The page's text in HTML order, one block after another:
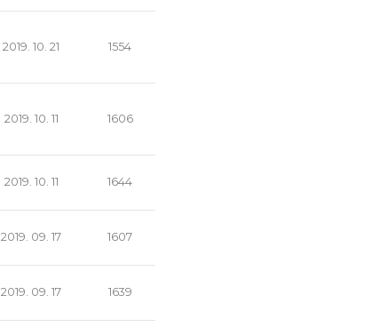
2019. 10. 21 1554
2019. 10. 11 1606
2019. 10. 11 1644
2019. 09. 17 1607
2019. 09. 17 1639